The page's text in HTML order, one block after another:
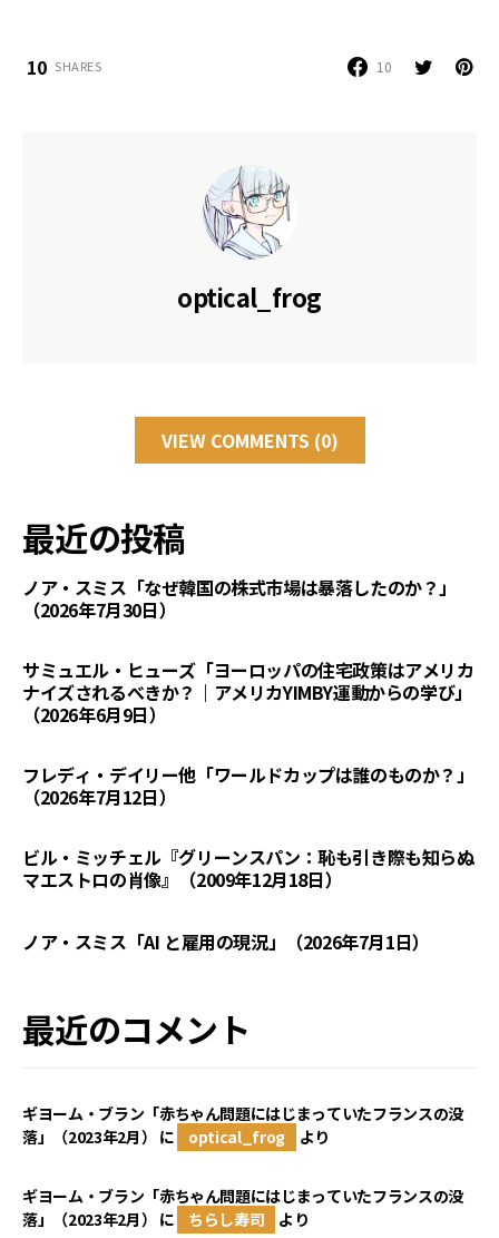
10 SHARES 10
optical_frog
VIEW COMMENTS (0)
最近の投稿
ノア・スミス「なぜ韓国の株式市場は暴落したのか？」
（2026年7月30日）
サミュエル・ヒューズ「ヨーロッパの住宅政策はアメリカ
ナイズされるべきか？｜アメリカYIMBY運動からの学び」
（2026年6月9日）
フレディ・デイリー他「ワールドカップは誰のものか？」
（2026年7月12日）
ビル・ミッチェル『グリーンスパン：恥も引き際も知らぬ
マエストロの肖像』（2009年12月18日）
ノア・スミス「AI と雇用の現況」（2026年7月1日）
最近のコメント
ギヨーム・ブラン「赤ちゃん問題にはじまっていたフランスの没
落」（2023年2月） に optical_frog より
ギヨーム・ブラン「赤ちゃん問題にはじまっていたフランスの没
落」（2023年2月） に ちらし寿司 より